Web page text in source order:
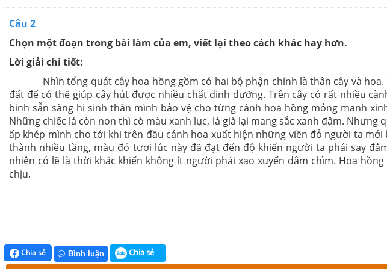
Câu 2
Chọn một đoạn trong bài làm của em, viết lại theo cách khác hay hơn.
Lời giải chi tiết:
Nhìn tổng quát cây hoa hồng gồm có hai bộ phận chính là thân cây và hoa.
đất để có thể giúp cây hút được nhiều chất dinh dưỡng. Trên cây có rất nhiều
binh sẵn sàng hi sinh thân mình bảo vệ cho từng cánh hoa hồng mỏng manh
Những chiếc lá còn non thì có màu xanh lục, lá già lại mang sắc xanh đậm.
ấp khép mình cho tới khi trên đầu cánh hoa xuất hiện những viền đỏ người ta
thành nhiều tầng, màu đỏ tươi lúc này đã đạt đến độ khiến người ta phải say
nhiên có lẽ là thời khắc khiến không ít người phải xao xuyến đắm chìm. Hoa
chịu.
Chia sẻ Bình luận Chia sẻ